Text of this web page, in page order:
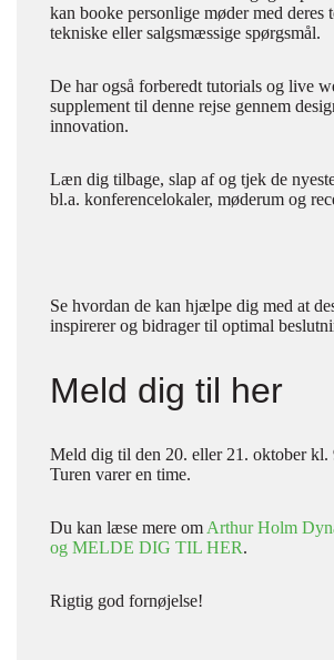
kan booke personlige møder med deres
tekniske eller salgsmæssige spørgsmål.
De har også forberedt tutorials og live
supplement til denne rejse gennem
innovation.
Læn dig tilbage, slap af og tjek de
bl.a. konferencelokaler, møderum og
Se hvordan de kan hjælpe dig med at
inspirerer og bidrager til optimal
Meld dig til her
Meld dig til den 20. eller 21. oktober kl.
Turen varer en time.
Du kan læse mere om Arthur Holm
og MELDE DIG TIL HER.
Rigtig god fornøjelse!